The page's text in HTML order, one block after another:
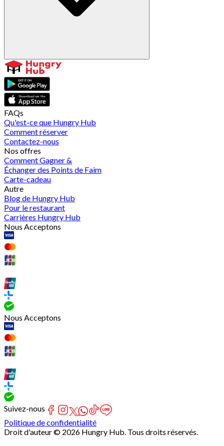
FAQs
Qu'est-ce que Hungry Hub
Comment réserver
Contactez-nous
Nos offres
Comment Gagner &
Échanger des Points de Faim
Carte-cadeau
Autre
Blog de Hungry Hub
Pour le restaurant
Carrières Hungry Hub
Nous Acceptons
Nous Acceptons
Suivez-nous
Politique de confidentialité
Droit d'auteur © 2026 Hungry Hub. Tous droits réservés.